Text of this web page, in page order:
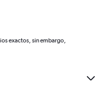
exactos, sin embargo,